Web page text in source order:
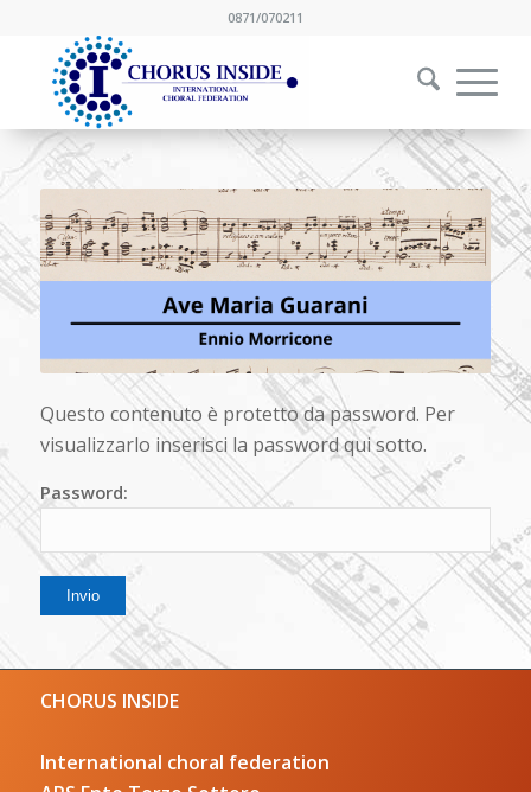
0871/070211
Questo contenuto è protetto da password. Per
visualizzarlo inserisci la password qui sotto.
Password:
CHORUS INSIDE
International choral federation